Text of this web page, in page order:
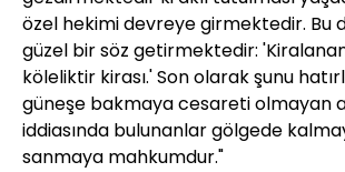
özel hekimi devreye girmektedir. Bu
güzel bir söz getirmektedir:
köleliktir kirası.' Son olarak şunu
güneşe bakmaya cesareti olmayan
iddiasında bulunanlar gölgede
sanmaya mahkumdur."